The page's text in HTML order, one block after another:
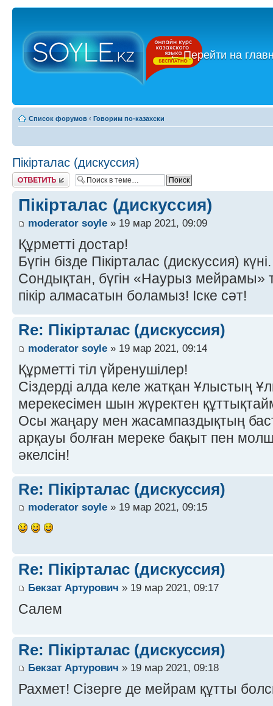
←Перейти на
Список форумов ‹ Говорим по-казахски
Пікірталас (дискуссия)
Ответить
Пікірталас (дискуссия)
moderator soyle » 19 мар 2021, 09:09
Құрметті достар!
Бүгін бізде Пікірталас (дискуссия) күні.
Сондықтан, бүгін «Наурыз мейрамы»
пікір алмасатын боламыз! Іске сәт!
Re: Пікірталас (дискуссия)
moderator soyle » 19 мар 2021, 09:14
Құрметті тіл үйренушілер!
Сіздерді алда келе жатқан Ұлыстың
мерекесімен шын жүректен
Осы жаңару мен жасампаздықтың
арқауы болған мереке бақыт пен
әкелсін!
Re: Пікірталас (дискуссия)
moderator soyle » 19 мар 2021, 09:15
Re: Пікірталас (дискуссия)
Бекзат Артурович » 19 мар 2021, 09:17
Салем
Re: Пікірталас (дискуссия)
Бекзат Артурович » 19 мар 2021, 09:18
Рахмет! Сізерге де мейрам құтты